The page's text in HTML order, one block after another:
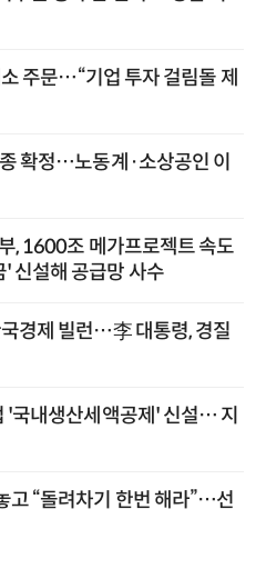
주문…“기업 투자 걸림돌 제
확정…노동계·소상공인 이
, 1600조 메가프로젝트 속도
신설해 공급망 사수
경제 빌런…李 대통령, 경질
'국내생산세액공제' 신설… 지
고 “돌려차기 한번 해라”…선